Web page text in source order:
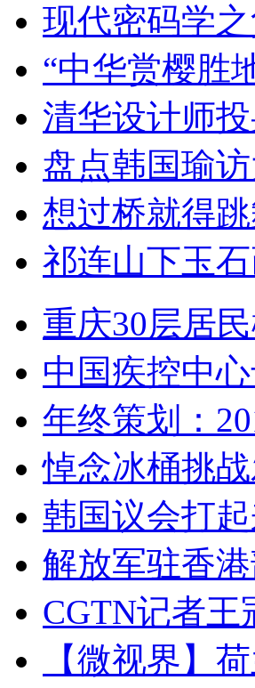
现代密码学
“中华赏樱胜
清华设计师
盘点韩国瑜
想过桥就得
祁连山下玉
重庆30层居
中国疾控中
年终策划：
悼念冰桶挑
韩国议会打
解放军驻香
CGTN记者王
【微视界】